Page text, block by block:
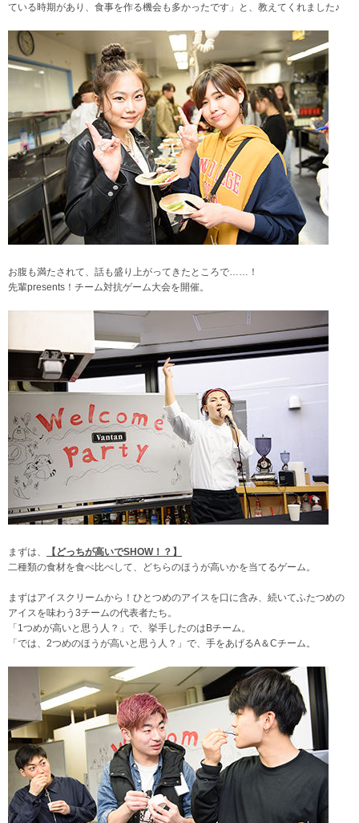
ている時期があり、食事を作る機会も多かったです」と、教えてくれました♪
お腹も満たされて、話も盛り上がってきたところで……！
先輩presents！チーム対抗ゲーム大会を開催。
まずは、
【どっちが高いでSHOW！？】
二種類の食材を食べ比べして、どちらのほうが高いかを当てるゲーム。
まずはアイスクリームから！ひとつめのアイスを口に含み、続いてふたつめの
アイスを味わう3チームの代表者たち。
「1つめが高いと思う人？」で、挙手したのはBチーム。
「では、2つめのほうが高いと思う人？」で、手をあげるA＆Cチーム。